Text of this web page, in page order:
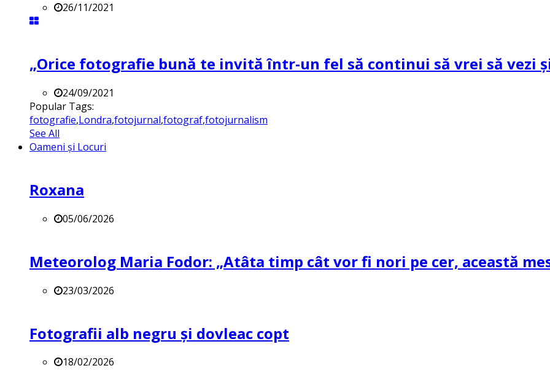
26/11/2021
„Orice fotografie bună te invită într-un fel să continui să vrei să vezi
24/09/2021
Popular Tags:
fotografie,Londra,fotojurnal,fotograf,fotojurnalism
See All
Oameni și Locuri
Roxana
05/06/2026
Meteorolog Maria Fodor: „Atâta timp cât vor fi nori pe cer, această
23/03/2026
Fotografii alb negru și dovleac copt
18/02/2026